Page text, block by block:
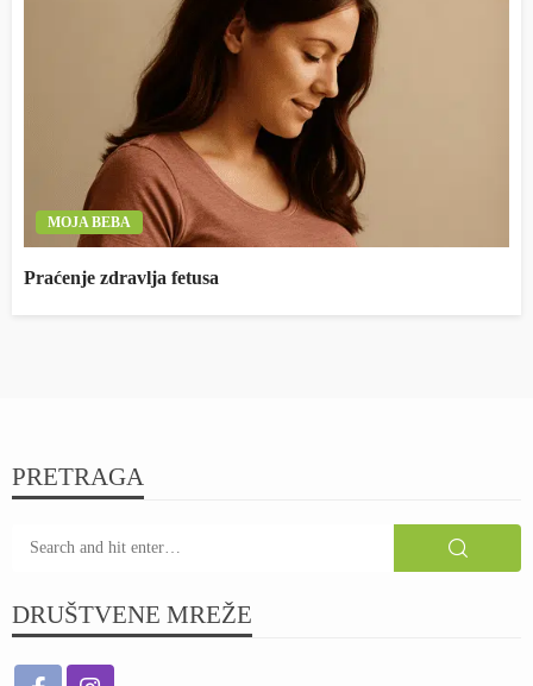
MOJA BEBA
Praćenje zdravlja fetusa
PRETRAGA
DRUŠTVENE MREŽE